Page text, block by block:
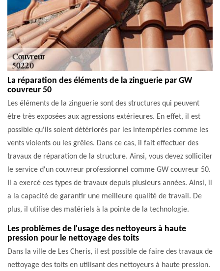
La réparation des éléments de la zinguerie par GW
couvreur 50
Les éléments de la zinguerie sont des structures qui peuvent
être très exposées aux agressions extérieures. En effet, il est
possible qu'ils soient détériorés par les intempéries comme les
vents violents ou les grêles. Dans ce cas, il fait effectuer des
travaux de réparation de la structure. Ainsi, vous devez solliciter
le service d'un couvreur professionnel comme GW couvreur 50.
Il a exercé ces types de travaux depuis plusieurs années. Ainsi, il
a la capacité de garantir une meilleure qualité de travail. De
plus, il utilise des matériels à la pointe de la technologie.
Les problèmes de l'usage des nettoyeurs à haute
pression pour le nettoyage des toits
Dans la ville de Les Cheris, il est possible de faire des travaux de
nettoyage des toits en utilisant des nettoyeurs à haute pression.